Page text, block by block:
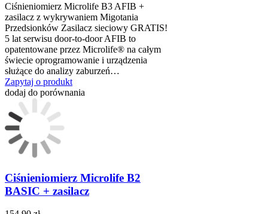
Ciśnieniomierz Microlife B3 AFIB +
zasilacz z wykrywaniem Migotania
Przedsionków Zasilacz sieciowy GRATIS!
5 lat serwisu door-to-door AFIB to
opatentowane przez Microlife® na całym
świecie oprogramowanie i urządzenia
służące do analizy zaburzeń…
Zapytaj o produkt
dodaj do porównania
Ciśnieniomierz Microlife B2
BASIC + zasilacz